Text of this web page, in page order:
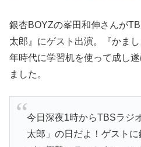
銀杏BOYZの峯田和伸さんが
太郎』にゲスト出演。『かま
年時代に学習机を使って成し
ました。
今日深夜1時からTBSラジ
太郎」の日だよ！ゲスト